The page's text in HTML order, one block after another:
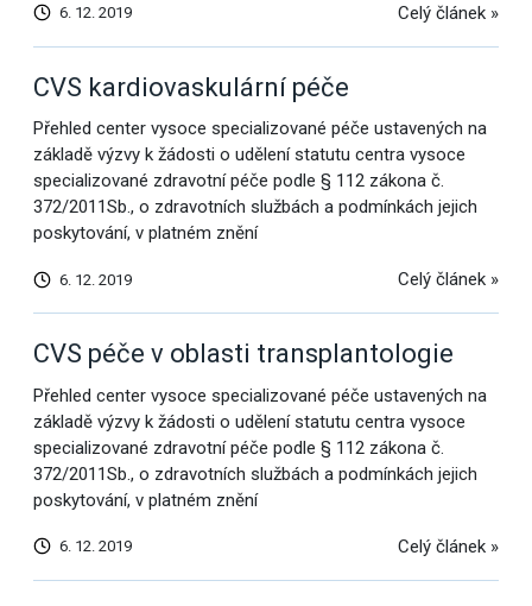
6. 12. 2019 Celý článek »
CVS kardiovaskulární péče
Přehled center vysoce specializované péče ustavených na
základě výzvy k žádosti o udělení statutu centra vysoce
specializované zdravotní péče podle § 112 zákona č.
372/2011Sb., o zdravotních službách a podmínkách jejich
poskytování, v platném znění
6. 12. 2019 Celý článek »
CVS péče v oblasti transplantologie
Přehled center vysoce specializované péče ustavených na
základě výzvy k žádosti o udělení statutu centra vysoce
specializované zdravotní péče podle § 112 zákona č.
372/2011Sb., o zdravotních službách a podmínkách jejich
poskytování, v platném znění
6. 12. 2019 Celý článek »